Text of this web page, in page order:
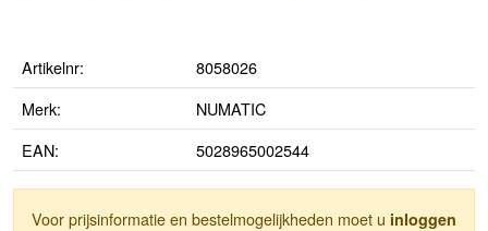
Artikelnr:
8058026
Merk:
NUMATIC
EAN:
5028965002544
Voor prijsinformatie en bestelmogelijkheden moet u inloggen